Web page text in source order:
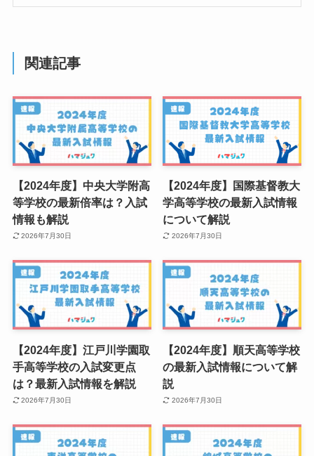
関連記事
【2024年度】中央大学附高
等学校の最新倍率は？入試
情報も解説
2026年7月30日
【2024年度】国際基督教大
学高等学校の最新入試情報
について解説
2026年7月30日
【2024年度】江戸川学園取
手高等学校の入試変更点
は？最新入試情報を解説
2026年7月30日
【2024年度】順天高等学校
の最新入試情報について解
説
2026年7月30日